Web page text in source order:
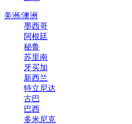
美洲/澳洲
墨西哥
阿根廷
秘鲁
苏里南
牙买加
新西兰
特立尼达
古巴
巴西
多米尼克